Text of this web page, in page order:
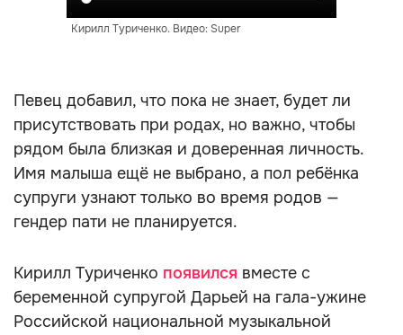
Кирилл Туриченко. Видео: Super
Певец добавил, что пока не знает, будет ли
присутствовать при родах, но важно, чтобы
рядом была близкая и доверенная личность.
Имя малыша ещё не выбрано, а пол ребёнка
супруги узнают только во время родов —
гендер пати не планируется.
Кирилл Туриченко появился вместе с
беременной супругой Дарьей на гала-ужине
Российской национальной музыкальной